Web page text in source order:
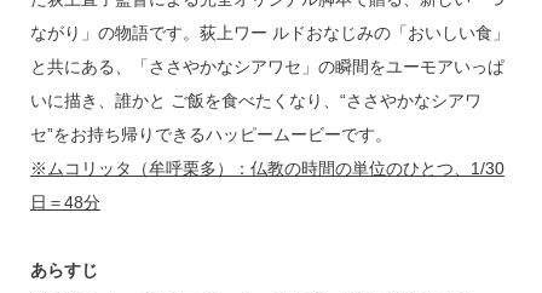
ながり」の物語です。荻上ワー ルドおなじみの「おいしい食」
と共にある、「ささやかなシアワセ」の瞬間をユーモアいっぱ
いに描き、誰かと ご飯を食べたくなり、“ささやかなシアワ
セ”をお持ち帰りできるハッピームービーです。
※ムコリッタ（牟呼栗多）：仏教の時間の単位のひとつ、1/30
日＝48分
あらすじ